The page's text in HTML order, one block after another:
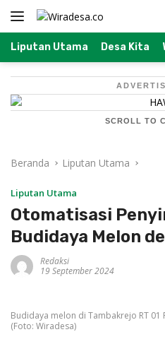
Langsung
Liputan Utama Desa Kita
SCROLL TO
Beranda Liputan Utama
Liputan Utama
Otomatisasi
Budidaya Melon
Redaksi
19 September 2024
Budidaya melon di Tambakrejo RT 01
(Foto: Wiradesa)